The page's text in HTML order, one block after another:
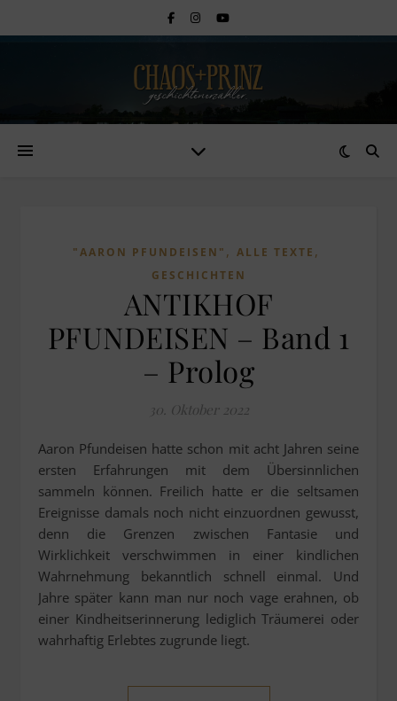
"AARON PFUNDEISEN" , ALLE TEXTE ,
GESCHICHTEN
ANTIKHOF
PFUNDEISEN – Band 1
– Prolog
30. Oktober 2022
Aaron Pfundeisen hatte schon mit acht Jahren seine
ersten Erfahrungen mit dem Übersinnlichen
sammeln können. Freilich hatte er die seltsamen
Ereignisse damals noch nicht einzuordnen gewusst,
denn die Grenzen zwischen Fantasie und
Wirklichkeit verschwimmen in einer kindlichen
Wahrnehmung bekanntlich schnell einmal. Und
Jahre später kann man nur noch vage erahnen, ob
einer Kindheitserinnerung lediglich Träumerei oder
wahrhaftig Erlebtes zugrunde liegt.